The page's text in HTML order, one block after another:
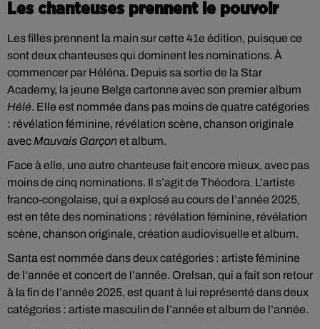
Les chanteuses prennent le pouvoir
Les filles prennent la main sur cette 41e édition, puisque ce
sont deux chanteuses qui dominent les nominations. À
commencer par Héléna. Depuis sa sortie de la Star
Academy, la jeune Belge cartonne avec son premier album
Hélé. Elle est nommée dans pas moins de quatre catégories
: révélation féminine, révélation scène, chanson originale
avec Mauvais Garçonet album.
Face à elle, une autre chanteuse fait encore mieux, avec pas
moins de cinq nominations. Il s’agit de Théodora. L’artiste
franco-congolaise, qui a explosé au cours de l’année 2025,
est en tête des nominations : révélation féminine, révélation
scène, chanson originale, création audiovisuelle et album.
Santa est nommée dans deux catégories : artiste féminine
de l’année et concert de l’année. Orelsan, qui a fait son retour
à la fin de l’année 2025, est quant à lui représenté dans deux
catégories : artiste masculin de l’année et album de l’année.